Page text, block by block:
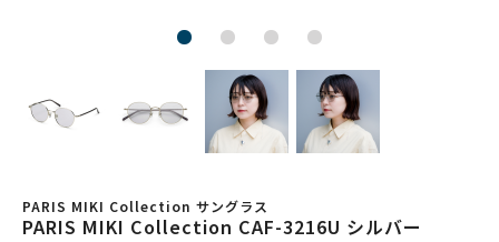
PARIS MIKI Collection サングラス
PARIS MIKI Collection CAF-3216U シルバー